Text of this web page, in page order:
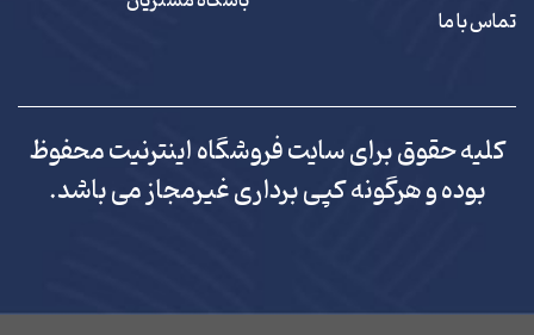
تماس با ما
کلیه حقوق برای سایت فروشگاه اینترنیت محفوظ
بوده و هرگونه کپی برداری غیرمجاز می باشد.